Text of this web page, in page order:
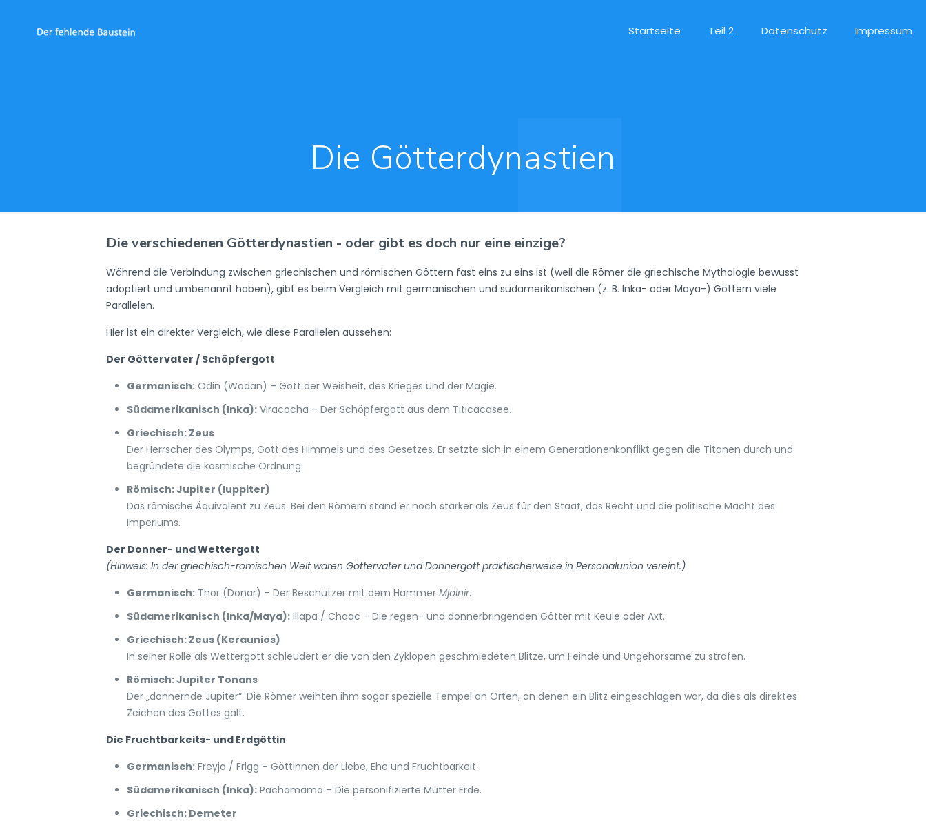
Startseite Teil 2 Datenschutz Impressum
Die Götterdynastien
Die verschiedenen Götterdynastien - oder gibt es doch nur eine einzige?
Während die Verbindung zwischen griechischen und römischen Göttern fast eins zu eins ist (weil die Römer die griechische Mythologie bewusst
adoptiert und umbenannt haben), gibt es beim Vergleich mit germanischen und südamerikanischen (z. B. Inka- oder Maya-) Göttern viele
Parallelen.
Hier ist ein direkter Vergleich, wie diese Parallelen aussehen:
Der Göttervater / Schöpfergott
Germanisch: Odin (Wodan) – Gott der Weisheit, des Krieges und der Magie.
Südamerikanisch (Inka): Viracocha – Der Schöpfergott aus dem Titicacasee.
Griechisch: Zeus
Der Herrscher des Olymps, Gott des Himmels und des Gesetzes. Er setzte sich in einem Generationenkonflikt gegen die Titanen durch und
begründete die kosmische Ordnung.
Römisch: Jupiter (Iuppiter)
Das römische Äquivalent zu Zeus. Bei den Römern stand er noch stärker als Zeus für den Staat, das Recht und die politische Macht des
Imperiums.
Der Donner- und Wettergott
(Hinweis: In der griechisch-römischen Welt waren Göttervater und Donnergott praktischerweise in Personalunion vereint.)
Germanisch: Thor (Donar) – Der Beschützer mit dem Hammer Mjölnir.
Südamerikanisch (Inka/Maya): Illapa / Chaac – Die regen- und donnerbringenden Götter mit Keule oder Axt.
Griechisch: Zeus (Keraunios)
In seiner Rolle als Wettergott schleudert er die von den Zyklopen geschmiedeten Blitze, um Feinde und Ungehorsame zu strafen.
Römisch: Jupiter Tonans
Der „donnernde Jupiter“. Die Römer weihten ihm sogar spezielle Tempel an Orten, an denen ein Blitz eingeschlagen war, da dies als direktes
Zeichen des Gottes galt.
Die Fruchtbarkeits- und Erdgöttin
Germanisch: Freyja / Frigg – Göttinnen der Liebe, Ehe und Fruchtbarkeit.
Südamerikanisch (Inka): Pachamama – Die personifizierte Mutter Erde.
Griechisch: Demeter